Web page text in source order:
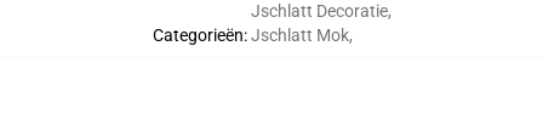
Categorieën:
Jschlatt Decoratie,
Jschlatt Mok,